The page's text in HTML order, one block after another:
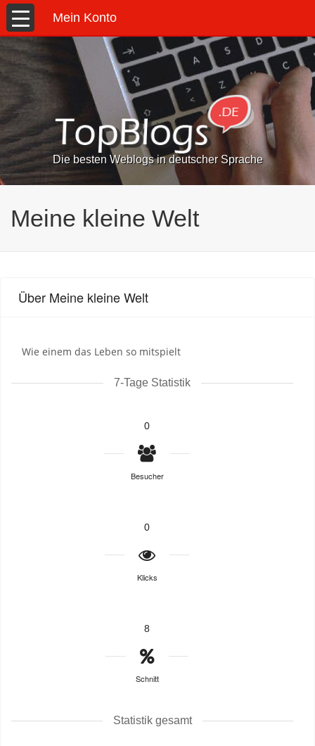
Mein Konto
Die besten Weblogs in deutscher Sprache
Meine kleine Welt
Über Meine kleine Welt
Wie einem das Leben so mitspielt
7-Tage Statistik
0
Besucher
0
Klicks
8
Schnitt
Statistik gesamt